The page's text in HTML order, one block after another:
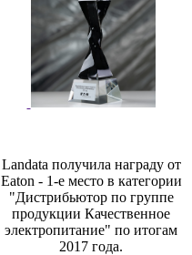
Landata получила награду от
Eaton - 1-е место в категории
"Дистрибьютор по группе
продукции Качественное
электропитание" по итогам
2017 года.